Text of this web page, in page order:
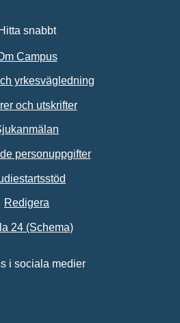
Hitta snabbt
Campus
yrkesvägledning
och utskrifter
personuppgifter
Redigera
24 (Schema)Länk till annan
i sociala medier